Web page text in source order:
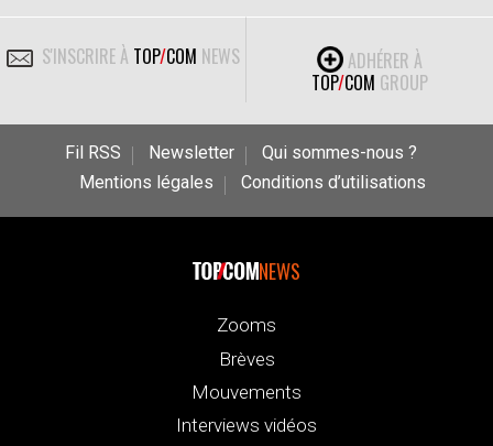
S'INSCRIRE À TOP/COM NEWS
ADHÉRER À
TOP/COM GROUP
Fil RSS Newsletter
Qui sommes-nous ?
Mentions légales
Conditions d’utilisations
NEWS
Zooms
Brèves
Mouvements
Interviews vidéos